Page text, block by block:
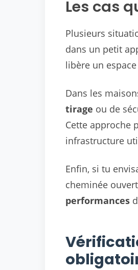
Les cas
Plusieurs
dans un petit
libère un
Dans les
tirage ou de
Cette approche
infrastructure
Enfin, si tu
cheminée
performances